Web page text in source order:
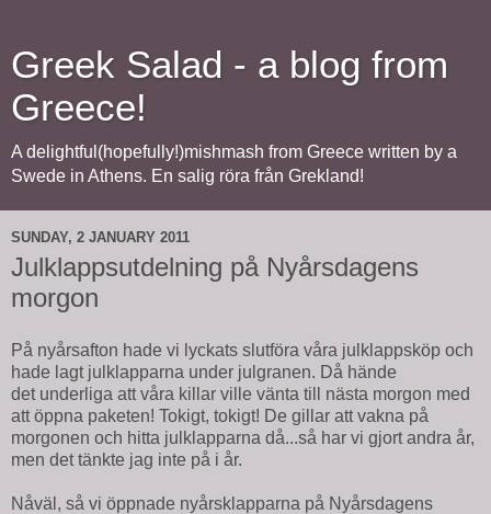
Greek Salad - a blog from
Greece!
A delightful(hopefully!)mishmash from Greece written by a
Swede in Athens. En salig röra från Grekland!
SUNDAY, 2 JANUARY 2011
Julklappsutdelning på Nyårsdagens
morgon
På nyårsafton hade vi lyckats slutföra våra julklappsköp och
hade lagt julklapparna under julgranen. Då hände
det underliga att våra killar ville vänta till nästa morgon med
att öppna paketen! Tokigt, tokigt! De gillar att vakna på
morgonen och hitta julklapparna då...så har vi gjort andra år,
men det tänkte jag inte på i år.
Nåväl, så vi öppnade nyårsklapparna på Nyårsdagens